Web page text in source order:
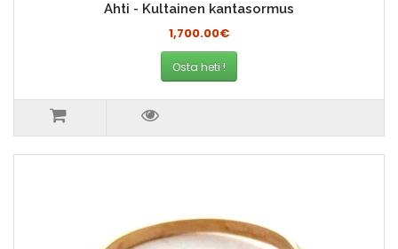
Ahti - Kultainen kantasormus
1,700.00€
Osta heti !